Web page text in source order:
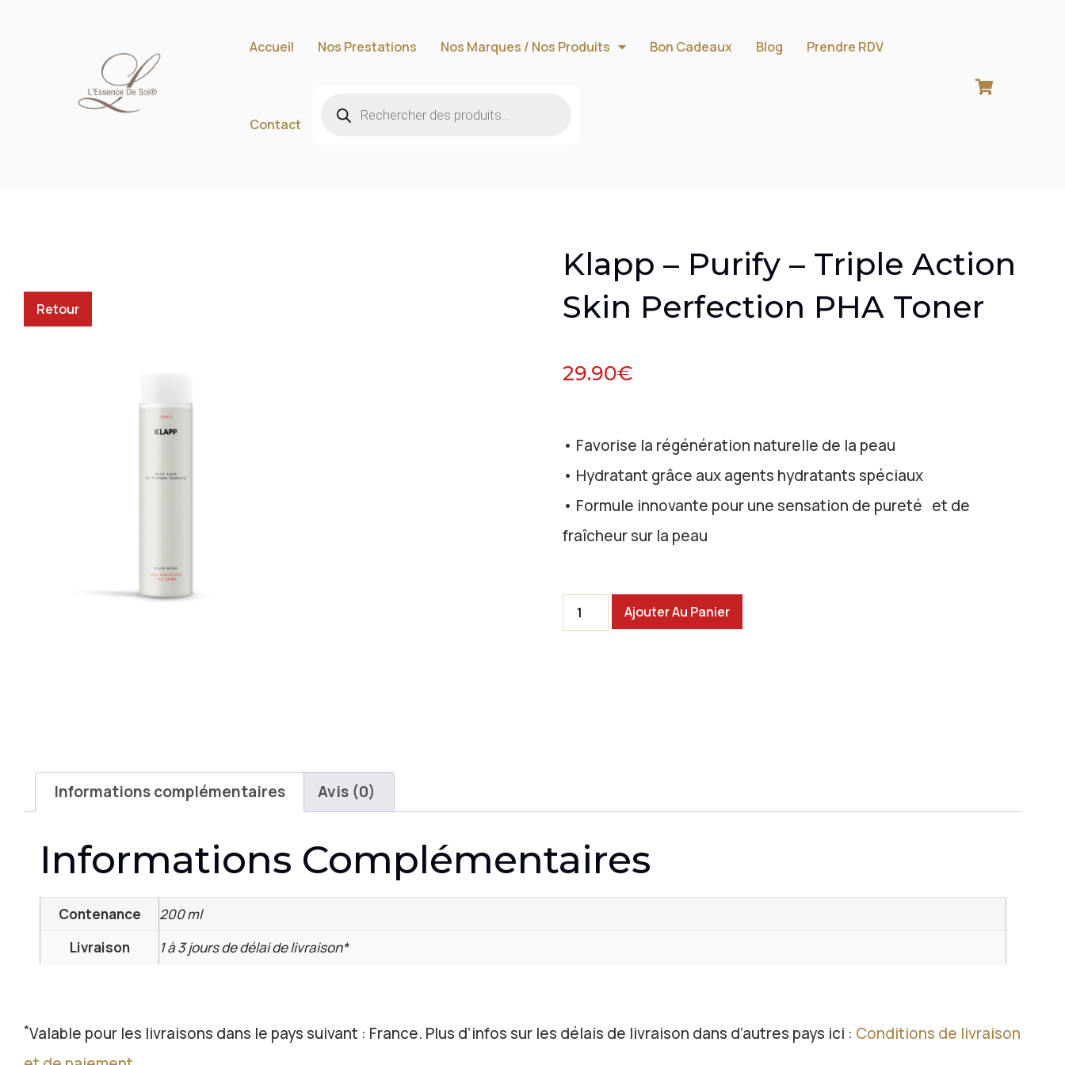
Accueil Nos Prestations Nos Marques / Nos Produits Bon Cadeaux Blog Prendre RDV
Contact
Retour
Klapp – Purify – Triple Action
Skin Perfection PHA Toner
29.90€
• Favorise la régénération naturelle de la peau
• Hydratant grâce aux agents hydratants spéciaux
• Formule innovante pour une sensation de pureté et de
fraîcheur sur la peau
Ajouter Au Panier
Informations complémentaires Avis (0)
Informations Complémentaires
Contenance
200 ml
Livraison
1 à 3 jours de délai de livraison*
*Valable pour les livraisons dans le pays suivant : France. Plus d’infos sur les délais de livraison dans d’autres pays ici : Conditions de livraison